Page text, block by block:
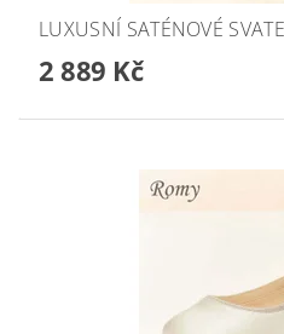
LUXUSNÍ SATÉNOVÉ
2 889 Kč